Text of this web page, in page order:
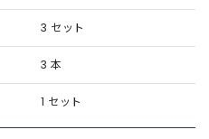
3 セット
3 本
1 セット